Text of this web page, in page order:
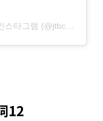
A post shared by JTBC 드라마 공식 인스타그램 (@jtbcdrama)
12